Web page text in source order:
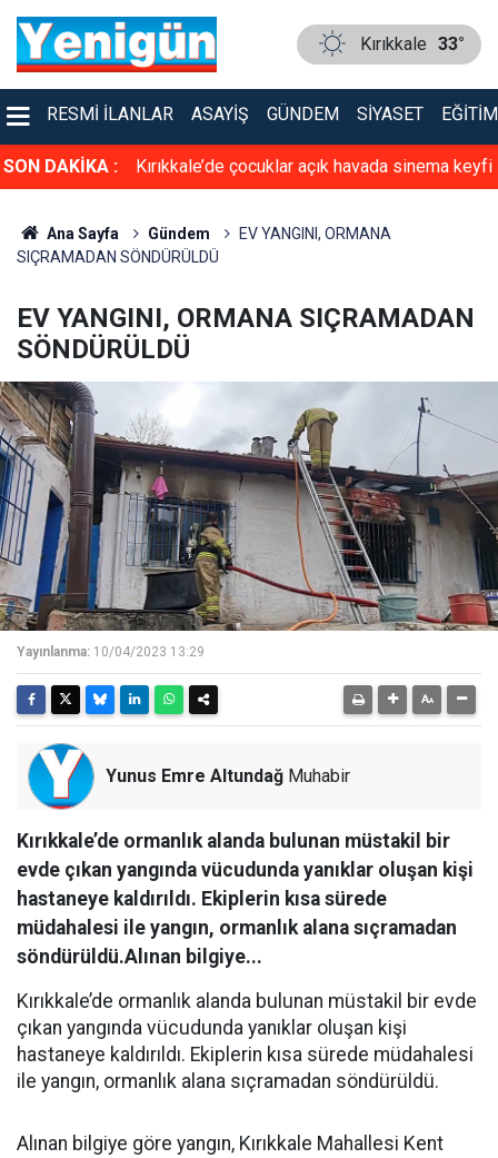
Kırıkkale 33°
RESMI İLANLAR ASAYIŞ GÜNDEM SIYASET EĞITIM
SON DAKİKA :
altında ölü Kırıkkale’de çocuklar açık havada sinema keyfi
Ana Sayfa Gündem
EV YANGINI, ORMANA
SIÇRAMADAN SÖNDÜRÜLDÜ
EV YANGINI, ORMANA SIÇRAMADAN
SÖNDÜRÜLDÜ
Yayınlanma: 10/04/2023 13:29
Yunus Emre Altundağ Muhabir
Kırıkkale’de ormanlık alanda bulunan müstakil bir
evde çıkan yangında vücudunda yanıklar oluşan kişi
hastaneye kaldırıldı. Ekiplerin kısa sürede
müdahalesi ile yangın, ormanlık alana sıçramadan
söndürüldü.Alınan bilgiye...
Kırıkkale’de ormanlık alanda bulunan müstakil bir evde
çıkan yangında vücudunda yanıklar oluşan kişi
hastaneye kaldırıldı. Ekiplerin kısa sürede müdahalesi
ile yangın, ormanlık alana sıçramadan söndürüldü.
Alınan bilgiye göre yangın, Kırıkkale Mahallesi Kent